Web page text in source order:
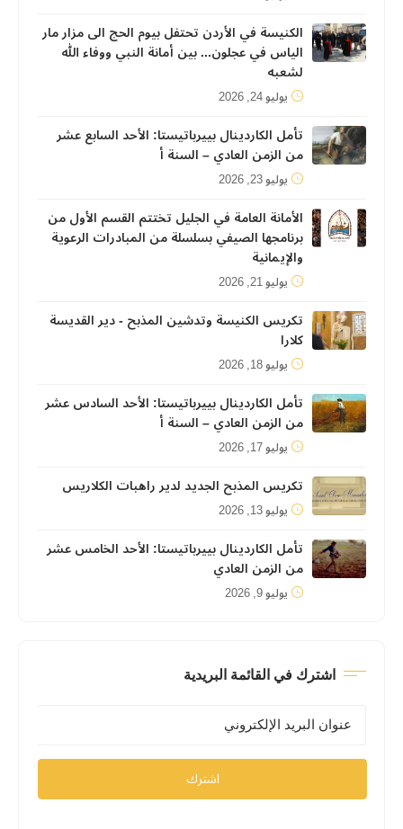
الكنيسة في الأردن تحتفل بيوم الحج الى مزار مار
الياس في عجلون... بين أمانة النبي ووفاء الله
لشعبه
يوليو 24, 2026
تأمل الكاردينال بييرباتيستا: الأحد السابع عشر
من الزمن العادي – السنة أ
يوليو 23, 2026
الأمانة العامة في الجليل تختتم القسم الأول من
برنامجها الصيفي بسلسلة من المبادرات الرعوية
والإيمانية
يوليو 21, 2026
تكريس الكنيسة وتدشين المذبح - دير القديسة
كلارا
يوليو 18, 2026
تأمل الكاردينال بييرباتيستا: الأحد السادس عشر
من الزمن العادي – السنة أ
يوليو 17, 2026
تكريس المذبح الجديد لدير راهبات الكلاريس
يوليو 13, 2026
تأمل الكاردينال بييرباتيستا: الأحد الخامس عشر
من الزمن العادي
يوليو 9, 2026
اشترك في القائمة البريدية
اشترك